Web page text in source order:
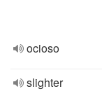
ocioso
slighter